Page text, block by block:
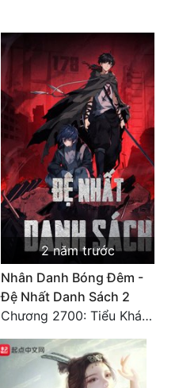
2 năm trước
Nhân Danh Bóng Đêm -
Đệ Nhất Danh Sách 2
Chương 2700: Tiểu Khánh Trần